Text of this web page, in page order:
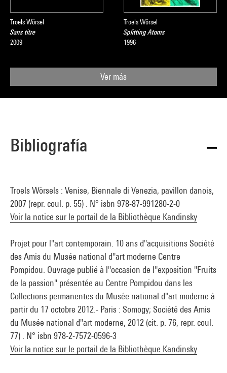
Troels Wörsel
Sans titre
2009
Troels Wörsel
Splitting Atoms
1996
Ver más
Bibliografía
Troels Wörsels : Venise, Biennale di Venezia, pavillon danois,
2007 (repr. coul. p. 55) . N° isbn 978-87-991280-2-0
Voir la notice sur le portail de la Bibliothèque Kandinsky
Projet pour l''art contemporain. 10 ans d''acquisitions Société
des Amis du Musée national d''art moderne Centre
Pompidou. Ouvrage publié à l''occasion de l''exposition "Fruits
de la passion" présentée au Centre Pompidou dans les
Collections permanentes du Musée national d''art moderne à
partir du 17 octobre 2012.- Paris : Somogy; Société des Amis
du Musée national d''art moderne, 2012 (cit. p. 76, repr. coul.
77) . N° isbn 978-2-7572-0596-3
Voir la notice sur le portail de la Bibliothèque Kandinsky